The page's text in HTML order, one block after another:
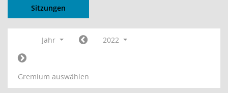
Sitzungen
Jahr 2022
Gremium auswählen